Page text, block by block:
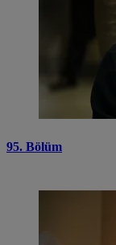
95. Bölüm